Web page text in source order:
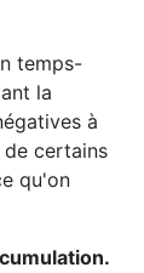
temps-
la
à
certains
qu'on
.